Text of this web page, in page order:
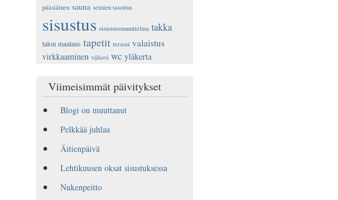
pääsiäinen sauna seinien tasoitus
sisustus sisustussuunnitelma takka
talon maalaus tapetit terassi valaistus
virkkaaminen väliovi wc yläkerta
Viimeisimmät päivitykset
Blogi on muuttanut
Pelkkää juhlaa
Äitienpäivä
Lehtikuusen oksat sisustuksessa
Nukenpeitto